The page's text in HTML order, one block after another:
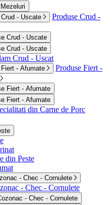
Mezeluri
- Uscate
Produse Crud -
Crud - Uscate
Crud - Uscate
Crud - Uscat
Fiert - Afumate
Produse Fiert -
Fiert - Afumate
Fiert - Afumate
din Carne de Porc
din Peste
- Chec - Cornulete
- Chec - Cornulete
- Chec - Cornulete